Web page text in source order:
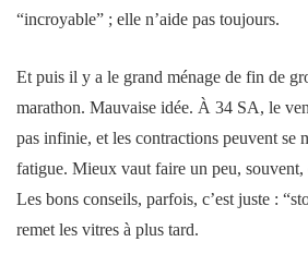
“incroyable” ; elle n’aide pas toujours.
Et puis il y a le grand ménage de fin de
marathon. Mauvaise idée. À 34 SA, le
pas infinie, et les contractions peuvent se
fatigue. Mieux vaut faire un peu, souvent,
Les bons conseils, parfois, c’est juste :
remet les vitres à plus tard.